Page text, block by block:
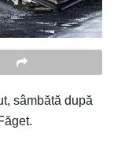
sâmbătă după